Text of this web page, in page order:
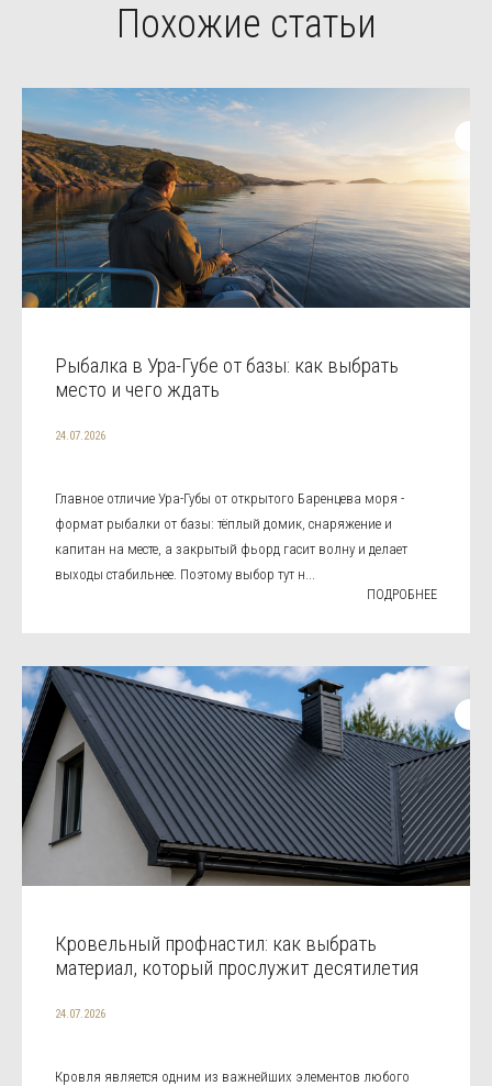
Похожие статьи
Рыбалка в Ура-Губе от базы: как выбрать
место и чего ждать
24.07.2026
Главное отличие Ура-Губы от открытого Баренцева моря -
формат рыбалки от базы: тёплый домик, снаряжение и
капитан на месте, а закрытый фьорд гасит волну и делает
выходы стабильнее. Поэтому выбор тут н...
ПОДРОБНЕЕ
Кровельный профнастил: как выбрать
материал, который прослужит десятилетия
24.07.2026
Кровля является одним из важнейших элементов любого